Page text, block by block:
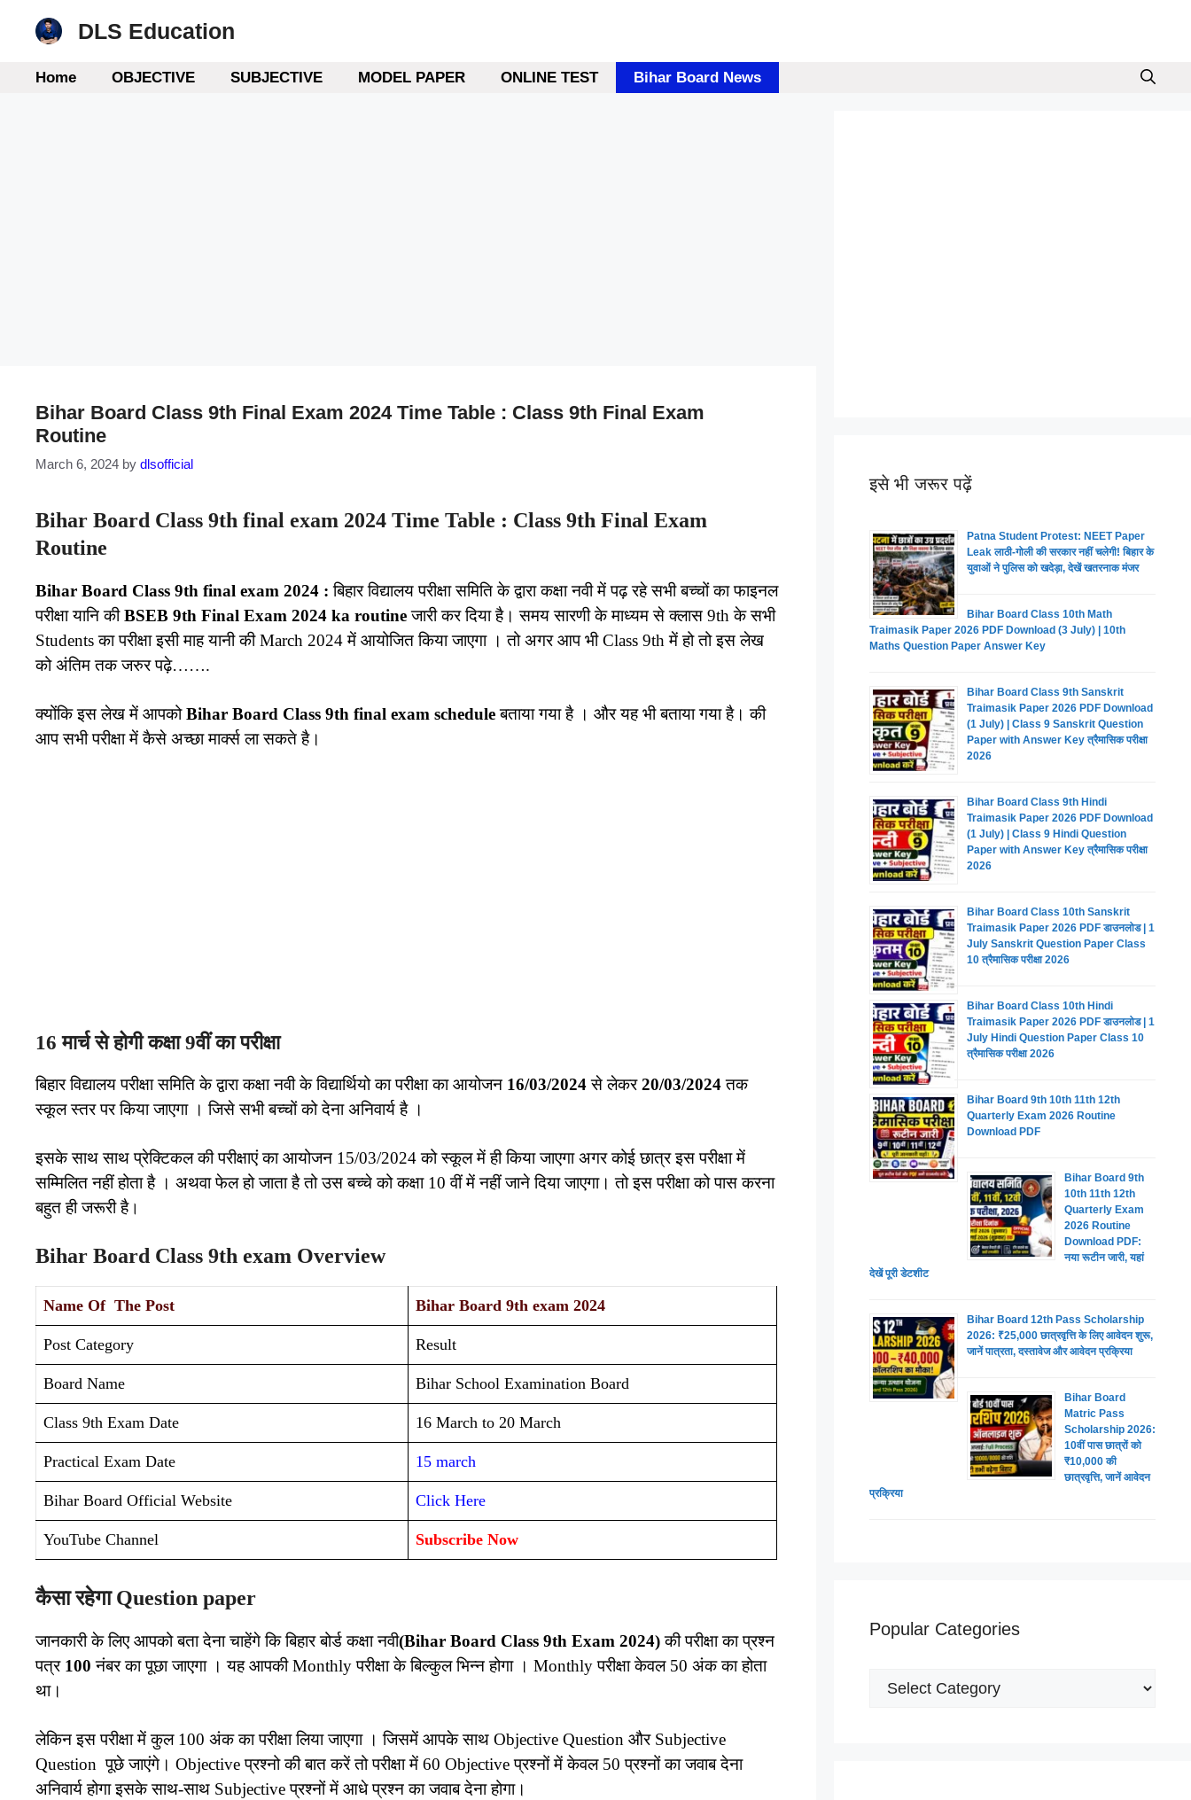
DLS Education
Home OBJECTIVE SUBJECTIVE MODEL PAPER ONLINE TEST Bihar Board News
Bihar Board Class 9th Final Exam 2024 Time Table : Class 9th Final Exam
Routine
March 6, 2024 by dlsofficial
Bihar Board Class 9th final exam 2024 Time Table : Class 9th Final Exam
Routine
Bihar Board Class 9th final exam 2024 : बिहार विद्यालय परीक्षा समिति के द्वारा कक्षा नवी में पढ़ रहे सभी बच्चों का फाइनल
परीक्षा यानि कीBSEB 9th Final Exam 2024 ka routineजारी कर दिया है। समय सारणी के माध्यम से क्लास 9th के सभी
Students का परीक्षा इसी माह यानी की March 2024 में आयोजित किया जाएगा । तो अगर आप भी Class 9th में हो तो इस लेख
को अंतिम तक जरुर पढ़े…….
क्योंकि इस लेख में आपकोBihar Board Class 9th final exam scheduleबताया गया है । और यह भी बताया गया है। की
आप सभी परीक्षा में कैसे अच्छा मार्क्स ला सकते है।
16 मार्च से होगी कक्षा 9वीं का परीक्षा
बिहार विद्यालय परीक्षा समिति के द्वारा कक्षा नवी के विद्यार्थियो का परीक्षा का आयोजन 16/03/2024से लेकर20/03/2024तक
स्कूल स्तर पर किया जाएगा । जिसे सभी बच्चों को देना अनिवार्य है ।
इसके साथ साथ प्रेक्टिकल की परीक्षाएं का आयोजन 15/03/2024 को स्कूल में ही किया जाएगा अगर कोई छात्र इस परीक्षा में
सम्मिलित नहीं होता है । अथवा फेल हो जाता है तो उस बच्चे को कक्षा 10 वीं में नहीं जाने दिया जाएगा। तो इस परीक्षा को पास करना
बहुत ही जरूरी है।
Bihar Board Class 9th exam Overview
Name Of The Post Bihar Board 9th exam 2024
Post Category Result
Board Name Bihar School Examination Board
Class 9th Exam Date 16 March to 20 March
Practical Exam Date 15 march
Bihar Board Official Website Click Here
YouTube Channel Subscribe Now
कैसा रहेगा Question paper
जानकारी के लिए आपको बता देना चाहेंगे कि बिहार बोर्ड कक्षा नवी(Bihar Board Class 9th Exam 2024)की परीक्षा का प्रश्न
पत्र 100 नंबर का पूछा जाएगा । यह आपकी Monthly परीक्षा के बिल्कुल भिन्न होगा । Monthly परीक्षा केवल 50 अंक का होता
था।
लेकिन इस परीक्षा में कुल 100 अंक का परीक्षा लिया जाएगा । जिसमें आपके साथ Objective Question और Subjective
Question पूछे जाएंगे। Objective प्रश्नो की बात करें तो परीक्षा में 60 Objective प्रश्नों में केवल 50 प्रश्नों का जवाब देना
अनिवार्य होगा इसके साथ-साथ Subjective प्रश्नों में आधे प्रश्न का जवाब देना होगा।
इसे भी जरूर पढ़ें
Patna Student Protest: NEET Paper
Leak लाठी-गोली की सरकार नहीं चलेगी! बिहार के
युवाओं ने पुलिस को खदेड़ा, देखें खतरनाक मंजर
Bihar Board Class 10th Math
Traimasik Paper 2026 PDF Download (3 July) | 10th
Maths Question Paper Answer Key
Bihar Board Class 9th Sanskrit
Traimasik Paper 2026 PDF Download
(1 July) | Class 9 Sanskrit Question
Paper with Answer Key त्रैमासिक परीक्षा
2026
Bihar Board Class 9th Hindi
Traimasik Paper 2026 PDF Download
(1 July) | Class 9 Hindi Question
Paper with Answer Key त्रैमासिक परीक्षा
2026
Bihar Board Class 10th Sanskrit
Traimasik Paper 2026 PDF डाउनलोड | 1
July Sanskrit Question Paper Class
10 त्रैमासिक परीक्षा 2026
Bihar Board Class 10th Hindi
Traimasik Paper 2026 PDF डाउनलोड | 1
July Hindi Question Paper Class 10
त्रैमासिक परीक्षा 2026
Bihar Board 9th 10th 11th 12th
Quarterly Exam 2026 Routine
Download PDF
Bihar Board 9th
10th 11th 12th
Quarterly Exam
2026 Routine
Download PDF:
नया रूटीन जारी, यहां
देखें पूरी डेटशीट
Bihar Board 12th Pass Scholarship
2026: ₹25,000 छात्रवृत्ति के लिए आवेदन शुरू,
जानें पात्रता, दस्तावेज और आवेदन प्रक्रिया
Bihar Board
Matric Pass
Scholarship 2026:
10वीं पास छात्रों को
₹10,000 की
छात्रवृत्ति, जानें आवेदन
प्रक्रिया
Popular Categories
Popular